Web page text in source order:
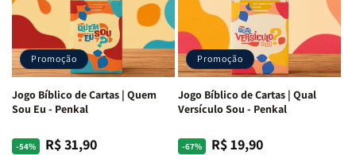
Brochura
Rei
Leão
|
Brochura
|
Rei
Leão
Dura
Harpa
|
-
Cruz
Laranja
Dura
Harpa
|
-
Cruz
Laranja
Promoção
Jogo Bíblico de Cartas | Quem
Sou Eu - Penkal
-54%
Preço
PreçoR$ 31,90
Promoção
Jogo Bíblico de Cartas | Qual
Versículo Sou - Penkal
-67%
Preço
PreçoR$ 19,90